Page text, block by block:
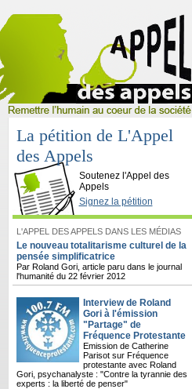
L'Appel des Appels
La pétition de L'Appel
des Appels
Soutenez l'Appel des
Appels
Signez la pétition
L'APPEL DES APPELS DANS LES MÉDIAS
Le nouveau totalitarisme culturel de la
pensée simplificatrice
Par Roland Gori, article paru dans le journal
l'humanité du 22 février 2012
Interview de Roland
Gori à l'émission
"Partage" de
Fréquence Protestante
Emission de Catherine
Parisot sur Fréquence
protestante avec Roland
Gori, psychanalyste : "Contre la tyrannie des
experts : la liberté de penser"